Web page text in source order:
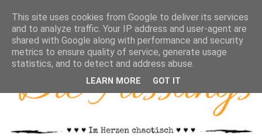
This site uses cookies from Google to deliver its services
and to analyze traffic. Your IP address and user-agent are
shared with Google along with performance and security
metrics to ensure quality of service, generate usage
statistics, and to detect and address abuse.
LEARN MORE GOT IT